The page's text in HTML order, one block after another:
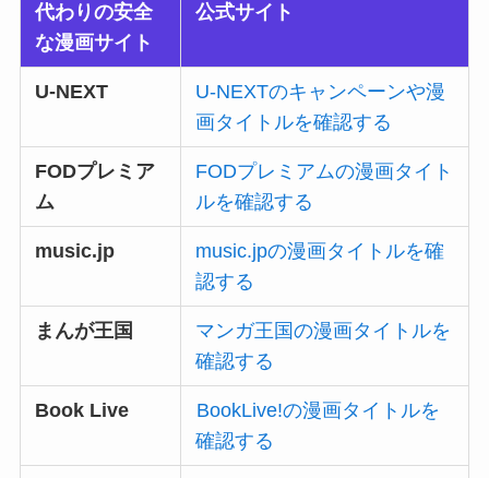
代わりの安全
な漫画サイト
公式サイト
U-NEXT
U-NEXTのキャンペーンや漫
画タイトルを確認する
FODプレミア
ム
FODプレミアムの漫画タイト
ルを確認する
music.jp
music.jpの漫画タイトルを確
認する
まんが王国
マンガ王国の漫画タイトルを
確認する
Book Live
BookLive!の漫画タイトルを
確認する